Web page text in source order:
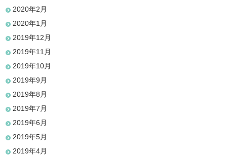
2020年2月
2020年1月
2019年12月
2019年11月
2019年10月
2019年9月
2019年8月
2019年7月
2019年6月
2019年5月
2019年4月